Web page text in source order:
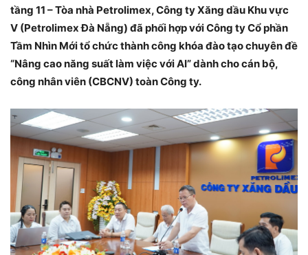
tầng 11 – Tòa nhà Petrolimex, Công ty Xăng dầu Khu vực
V (Petrolimex Đà Nẵng) đã phối hợp với Công ty Cổ phần
Tầm Nhìn Mới tổ chức thành công khóa đào tạo chuyên đề
“Nâng cao năng suất làm việc với AI” dành cho cán bộ,
công nhân viên (CBCNV) toàn Công ty.